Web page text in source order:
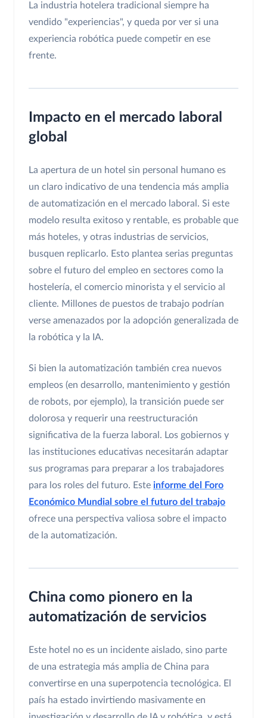
La industria hotelera tradicional siempre ha
vendido "experiencias", y queda por ver si una
experiencia robótica puede competir en ese
frente.
Impacto en el mercado laboral
global
La apertura de un hotel sin personal humano es
un claro indicativo de una tendencia más amplia
de automatización en el mercado laboral. Si este
modelo resulta exitoso y rentable, es probable que
más hoteles, y otras industrias de servicios,
busquen replicarlo. Esto plantea serias preguntas
sobre el futuro del empleo en sectores como la
hostelería, el comercio minorista y el servicio al
cliente. Millones de puestos de trabajo podrían
verse amenazados por la adopción generalizada de
la robótica y la IA.
Si bien la automatización también crea nuevos
empleos (en desarrollo, mantenimiento y gestión
de robots, por ejemplo), la transición puede ser
dolorosa y requerir una reestructuración
significativa de la fuerza laboral. Los gobiernos y
las instituciones educativas necesitarán adaptar
sus programas para preparar a los trabajadores
para los roles del futuro. Este informe del Foro
Económico Mundial sobre el futuro del trabajo
ofrece una perspectiva valiosa sobre el impacto
de la automatización.
China como pionero en la
automatización de servicios
Este hotel no es un incidente aislado, sino parte
de una estrategia más amplia de China para
convertirse en una superpotencia tecnológica. El
país ha estado invirtiendo masivamente en